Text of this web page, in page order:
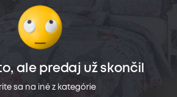
ale predaj už skončil
sa na iné z kategórie